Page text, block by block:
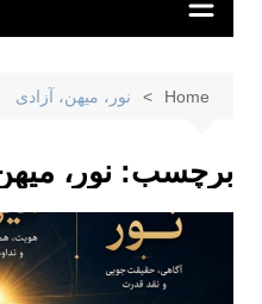
Home نور، میهن، آزادی
برچسب: نور،